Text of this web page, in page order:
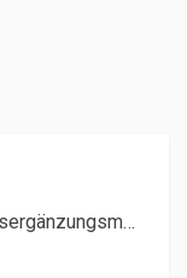
Warum Sie Ihre Nahrungsergänzungsmittel und Kräuterpräparate Ihrem Arzt offenlegen müssen